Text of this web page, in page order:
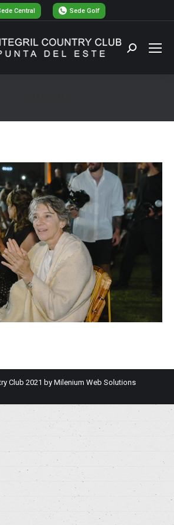
Central Sede Golf
Buscar:
Club 2021 by Milenium Web Solutions